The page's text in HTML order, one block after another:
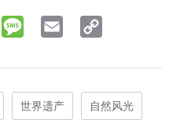
MessageEmail
世界遗产 自然风光